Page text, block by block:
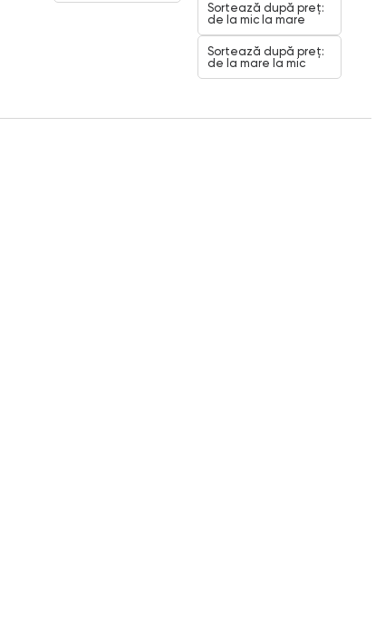
Sortează după preț:
de la mic la mare
Sortează după preț:
de la mare la mic